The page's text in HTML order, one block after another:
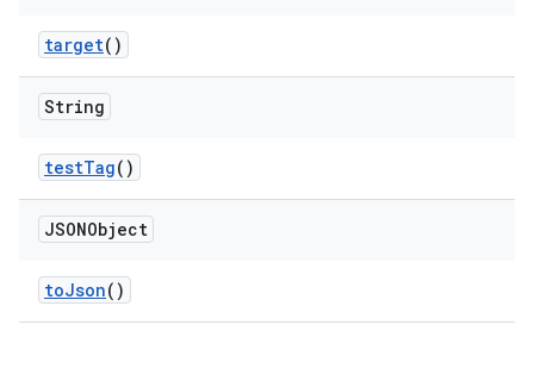
target()
String
testTag()
JSONObject
toJson()